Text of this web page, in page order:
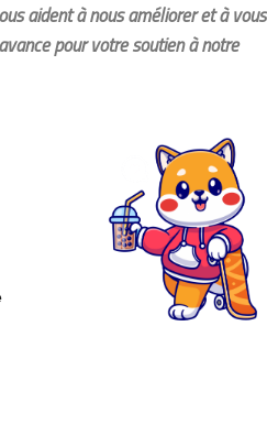
aident à nous améliorer et à vous
pour votre soutien à notre